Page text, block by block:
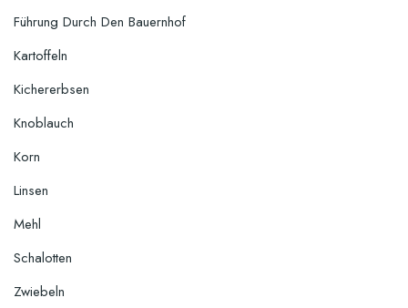
Führung Durch Den Bauernhof
Kartoffeln
Kichererbsen
Knoblauch
Korn
Linsen
Mehl
Schalotten
Zwiebeln